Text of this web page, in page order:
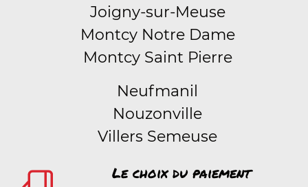
Joigny-sur-Meuse
Montcy Notre Dame
Montcy Saint Pierre
Neufmanil
Nouzonville
Villers Semeuse
Le choix du paiement